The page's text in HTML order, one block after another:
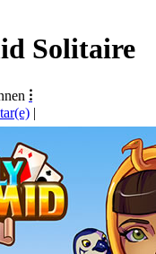
Solitaire
⁝
|